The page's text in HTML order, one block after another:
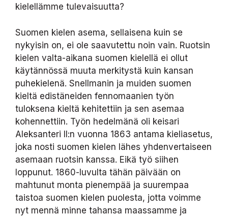
kielellämme tulevaisuutta?
Suomen kielen asema, sellaisena kuin se
nykyisin on, ei ole saavutettu noin vain. Ruotsin
kielen valta-aikana suomen kielellä ei ollut
käytännössä muuta merkitystä kuin kansan
puhekielenä. Snellmanin ja muiden suomen
kieltä edistäneiden fennomaanien työn
tuloksena kieltä kehitettiin ja sen asemaa
kohennettiin. Työn hedelmänä oli keisari
Aleksanteri II:n vuonna 1863 antama kieliasetus,
joka nosti suomen kielen lähes yhdenvertaiseen
asemaan ruotsin kanssa. Eikä työ siihen
loppunut. 1860-luvulta tähän päivään on
mahtunut monta pienempää ja suurempaa
taistoa suomen kielen puolesta, jotta voimme
nyt mennä minne tahansa maassamme ja